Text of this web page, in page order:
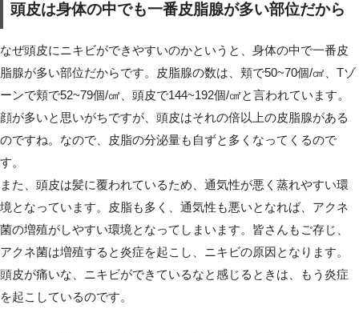
頭皮は身体の中でも一番皮脂腺が多い部位だから
なぜ頭皮にニキビができやすいのかというと、身体の中で一番皮
脂腺が多い部位だからです。皮脂腺の数は、頬で50~70個/㎠、Tゾ
ーンで頬で52~79個/㎠、頭皮で144~192個/㎠と言われています。
顔が多いと思いがちですが、頭皮はそれの倍以上の皮脂腺がある
のですね。なので、皮脂の分泌量も自ずと多くなってくるので
す。
また、頭皮は髪に覆われているため、通気性が悪く蒸れやすい環
境となっています。皮脂も多く、通気性も悪いとなれば、アクネ
菌の増殖がしやすい環境となってしまいます。皆さんもご存じ、
アクネ菌は増殖すると炎症を起こし、ニキビの原因となります。
頭皮が痛いな、ニキビができているなと感じるときは、もう炎症
を起こしているのです。